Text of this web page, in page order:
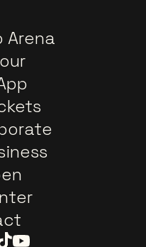
Arena
Youtube